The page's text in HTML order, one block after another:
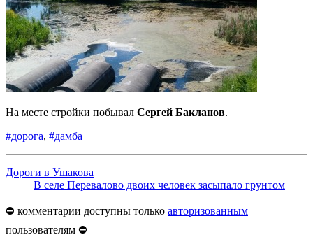
На месте стройки побывал Сергей Бакланов.
#дорога, #дамба
Дороги в Ушакова
В селе Перевалово двоих человек засыпало грунтом
⛔️ комментарии доступны только авторизованным
пользователям ⛔️